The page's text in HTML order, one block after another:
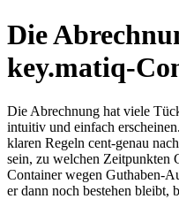
Die
key.matiq-
Die Abrechnung hat viele
intuitiv und einfach
klaren Regeln cent-genau
sein, zu welchen Zeitpunkten
Container wegen Guthaben-
er dann noch bestehen bleibt,